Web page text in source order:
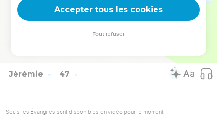
l'Eternel ; car je suis avec toi ; et même je consumerai
entièrement toutes les nations parmi lesquelles je t'aurai
chassé ; mais je ne te consumerai point entièrement, et je te
Jérémie 47
Seuls les Évangiles sont disponibles en vidéo pour le moment.
Accepter tous les cookies
Tout refuser